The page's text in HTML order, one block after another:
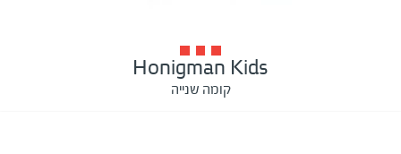
Honigman Kids
קומה שנייה